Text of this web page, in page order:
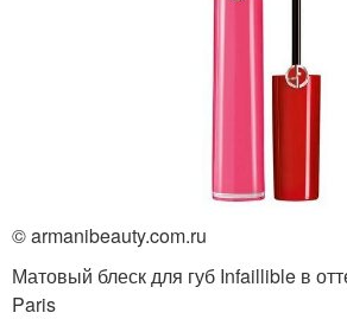
© armanibeauty.com.ru
Матовый блеск для губ Infaillible в
Paris